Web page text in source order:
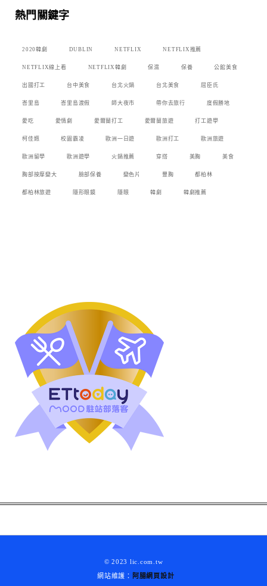
熱門關鍵字
2020韓劇 DUBLIN NETFLIX NETFLIX推薦
NETFLIX線上看 NETFLIX韓劇 保濕 保養 公館美食
出國打工 台中美食 台北火鍋 台北美食 屈臣氏
峇里島 峇里島渡假 師大夜市 帶你去旅行 度假勝地
愛吃 愛情劇 愛爾蘭打工 愛爾蘭旅遊 打工遊學
柯佳嬿 校園霸凌 歐洲一日遊 歐洲打工 歐洲旅遊
歐洲留學 歐洲遊學 火鍋推薦 穿搭 美胸 美食
胸部按摩變大 臉部保養 變色片 豐胸 都柏林
都柏林旅遊 隱形眼鏡 隱眼 韓劇 韓劇推薦
© 2023 lic.com.tw
網站維護： 阿腸網頁設計